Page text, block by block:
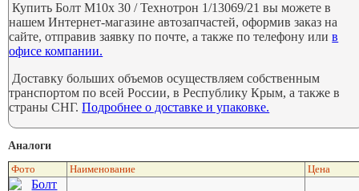
Купить Болт М10х 30 / Технотрон 1/13069/21 вы можете в
нашем Интернет-магазине автозапчастей, оформив заказ на
сайте, отправив заявку по почте, а также по телефону илив
офисе компании.
Доставку больших объемов осуществляем собственным
транспортом по всей России, в Республику Крым, а также в
страны СНГ.Подробнее о доставке и упаковке.
Аналоги
Фото Наименование Цена